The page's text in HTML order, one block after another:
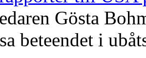
Gösta
beteendet i